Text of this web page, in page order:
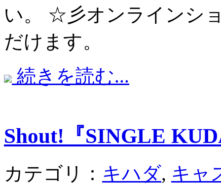
い。 ☆彡オンラインシ
だけます。
続きを読む...
Shout!『SINGLE
カテゴリ： キハダ, キャ